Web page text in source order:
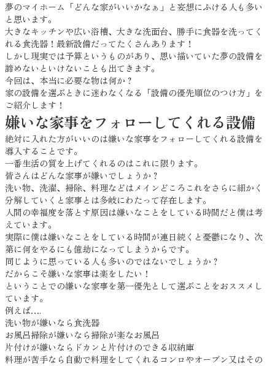
夢のマイホーム「どんな家がいいかなぁ」と妄想にふける人も多い
と思います。
大きなキッチンや広い浴槽、大きな洗面台、勝手に食器を洗ってく
れる食洗器！最新設備だってたくさんあります！
しかし現実では予算というものがあり、思い描いていた夢の設備を
諦めないといけないことも出てきます。
今回は、本当に必要な物は何か？
家の設備を選ぶときに迷わなくなる「設備の優先順位のつけ方」を
ご紹介します！
嫌いな家事をフォローしてくれる設備
絶対に入れた方がいいのは嫌いな家事をフォローしてくれる設備を
導入することです。
一番生活の質を上げてくれるのはこれに限ります。
皆さんはどんな家事が嫌いでしょうか？
洗い物、洗濯、掃除、料理などはメインどころこれをさらに細かく
分解していくと家事とは多岐にわたって存在します。
人間の幸福度を落とす原因は嫌いなことをしている時間だと僕は考
えています。
実際に僕は嫌いなことをしている時間が連日続くと憂鬱になり、次
第に何をやるにも億劫になってしまうからです。
同じように思っている人も多いのではないでしょうか？
だからこそ嫌いな家事は楽をしたい！
ということでの嫌いな家事を第一優先として選ぶことをおススメし
ています。
例えば….
洗い物が嫌いなら食洗器
お風呂掃除が嫌いなら掃除が楽なお風呂
片付けが嫌いならドカンと片付けのできる収納庫
料理が苦手なら自動で料理をしてくれるコンロやオーブン又はその